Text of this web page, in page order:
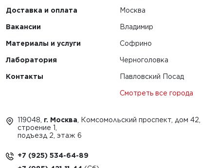
Доставка и оплата
Вакансии
Материалы и услуги
Лаборатория
Контакты
Москва
Владимир
Софрино
Черноголовка
Павловский Посад
Смотреть все города
119048, г. Москва , Комсомольский проспект, дом 42,
строение 1,
подъезд 2, этаж 6
+7 (925) 534-64-89